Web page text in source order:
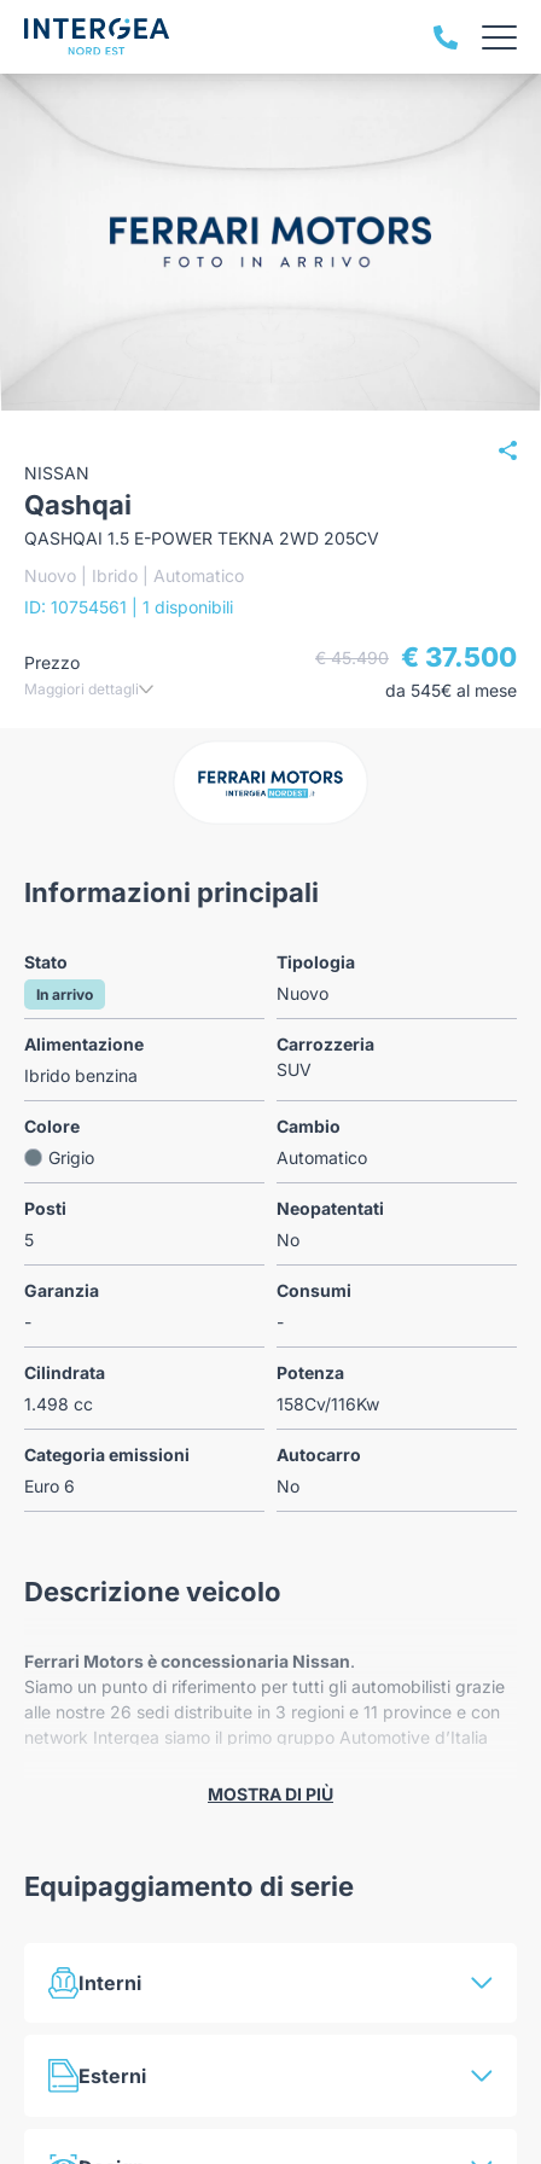
NISSAN
Qashqai
QASHQAI 1.5 E-POWER TEKNA 2WD 205CV
Nuovo | Ibrido | Automatico
ID: 10754561
| 1 disponibili
Prezzo
Maggiori dettagli
€ 45.490 € 37.500
da 545€ al mese
Informazioni principali
Stato
In arrivo
Tipologia
Nuovo
Alimentazione
Ibrido benzina
Carrozzeria
SUV
Colore
Grigio
Cambio
Automatico
Posti
5
Neopatentati
No
Garanzia
-
Consumi
-
Cilindrata
1.498 cc
Potenza
158Cv/116Kw
Categoria emissioni
Euro 6
Autocarro
No
Descrizione veicolo
Ferrari Motors è concessionaria Nissan.
Siamo un punto di riferimento per tutti gli automobilisti grazie
alle nostre 26 sedi distribuite in 3 regioni e 11 province e con
network Intergea siamo il primo gruppo Automotive d’Italia
Certi di poterti consigliare al meglio ti invitiamo a contattarci
consegna.
MOSTRA DI PIÙ
Equipaggiamento di serie
Interni
Illuminazione ambientale
Esterni
elettricamente